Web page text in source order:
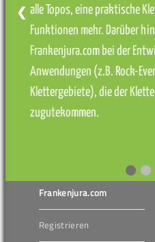
alle Topos, eine praktische
Funktionen mehr. Darüber
Frankenjura.com bei der
Anwendungen (z.B. Rock-
Klettergebiete), die der
zugutekommen.
❮
Frankenjura.com
Registrieren